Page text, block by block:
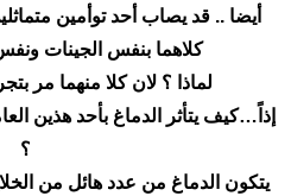
أيضا .. قد يصاب أحد توأمين
كلاهما بنفس الجينات
لماذا ؟ لان كلا منهما مر
إذاً…كيف يتأثر الدماغ بأحد هذين
؟